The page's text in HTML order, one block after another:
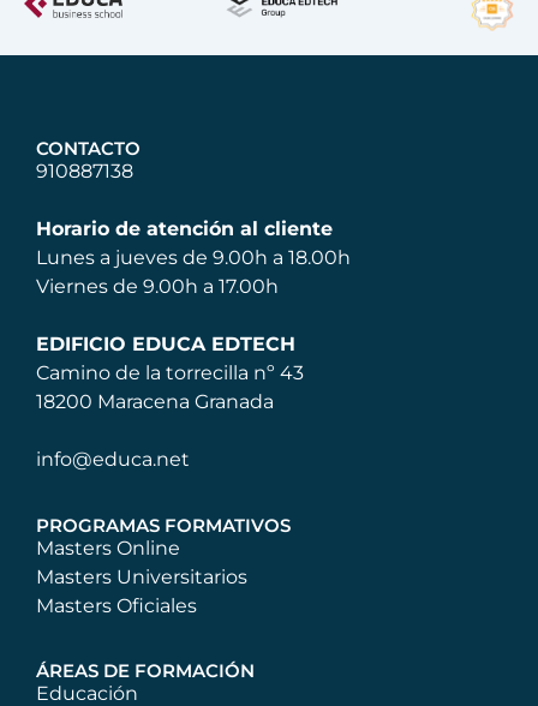
CONTACTO
910887138
Horario de atención al cliente
Lunes a jueves de 9.00h a 18.00h
Viernes de 9.00h a 17.00h
EDIFICIO EDUCA EDTECH
Camino de la torrecilla nº 43
18200 Maracena Granada
info@educa.net
PROGRAMAS FORMATIVOS
Masters Online
Masters Universitarios
Masters Oficiales
ÁREAS DE FORMACIÓN
Educación